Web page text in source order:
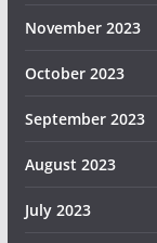
November 2023
October 2023
September 2023
August 2023
July 2023